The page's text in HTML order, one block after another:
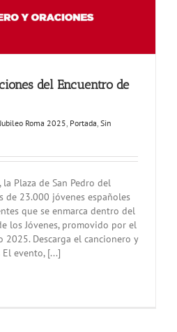
del Encuentro de
Jubileo Roma 2025, Portada, Sin
Plaza de San Pedro del
de 23.000 jóvenes españoles
que se enmarca dentro del
los Jóvenes, promovido por el
2025. Descarga el cancionero y
evento, [...]